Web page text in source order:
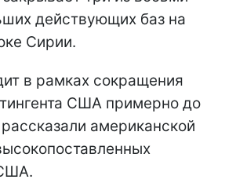
действующих баз на
Сирии.
в рамках сокращения
США примерно до
американской